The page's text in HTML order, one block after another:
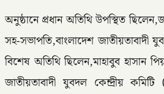
অনুষ্ঠানে প্রধান অতিথি উপস্থিত
সহ-সভাপতি,বাংলাদেশ জাতীয়তাবাদী
বিশেষ অতিথি ছিলেন,মাহাবুব হাসান
জাতীয়তাবাদী যুবদল কেন্দ্রীয়